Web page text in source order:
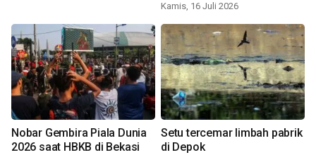
Kamis, 16 Juli 2026
Nobar Gembira Piala Dunia
2026 saat HBKB di Bekasi
Setu tercemar limbah pabrik
di Depok